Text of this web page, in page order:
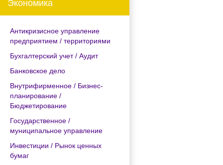
Экономика
Антикризисное управление
предприятием / территориями
Бухгалтерский учет / Аудит
Банковское дело
Внутрифирменное / Бизнес-
планирование /
Бюджетирование
Государственное /
муниципальное управление
Инвестиции / Рынок ценных
бумаг